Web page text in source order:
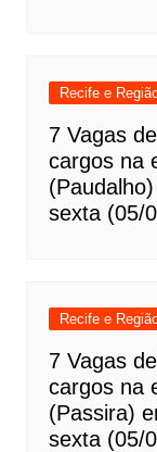
Recife e
7 Vagas
cargos na
sexta (05/
Recife e
7 Vagas
cargos na
(Passira)
sexta (05/